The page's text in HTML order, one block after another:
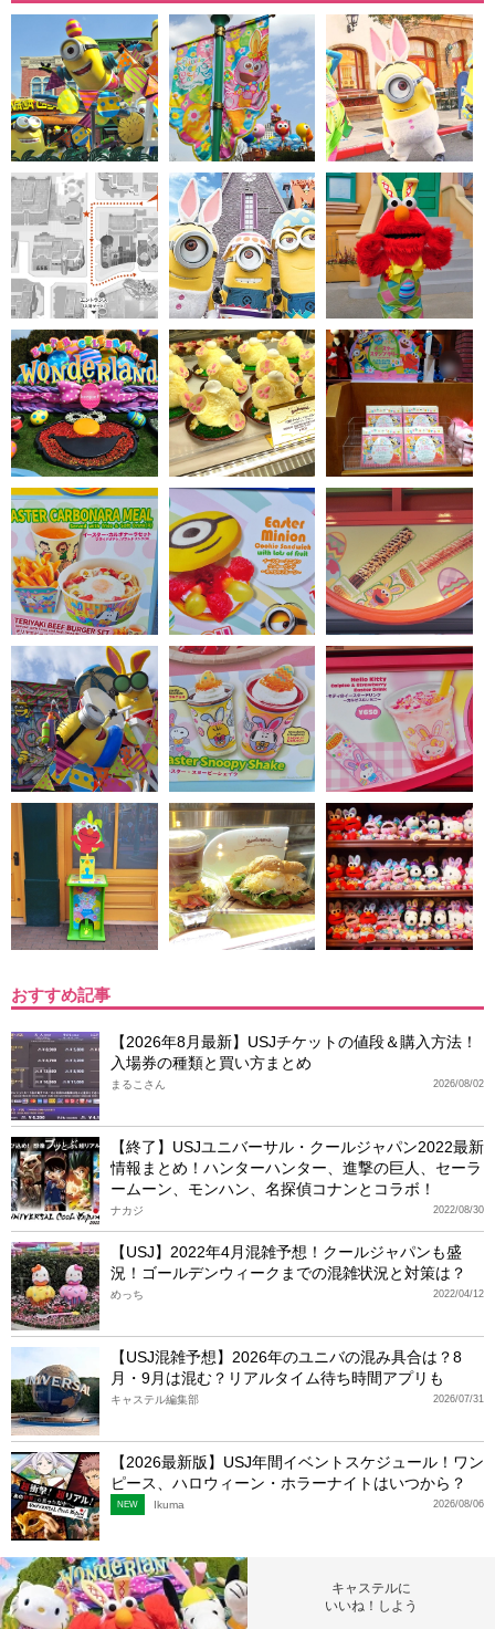
おすすめ記事
【2026年8月最新】USJチケットの値段＆購入方法！
入場券の種類と買い方まとめ
2026/08/02
まるこさん
【終了】USJユニバーサル・クールジャパン2022最新
情報まとめ！ハンターハンター、進撃の巨人、セーラ
ームーン、モンハン、名探偵コナンとコラボ！
2022/08/30
ナカジ
【USJ】2022年4月混雑予想！クールジャパンも盛
況！ゴールデンウィークまでの混雑状況と対策は？
2022/04/12
めっち
【USJ混雑予想】2026年のユニバの混み具合は？8
月・9月は混む？リアルタイム待ち時間アプリも
2026/07/31
キャステル編集部
【2026最新版】USJ年間イベントスケジュール！ワン
ピース、ハロウィーン・ホラーナイトはいつから？
2026/08/06
NEW Ikuma
キャステルに
いいね！しよう